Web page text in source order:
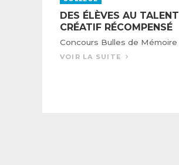
DES ÉLÈVES AU TALENT
CRÉATIF RÉCOMPENSÉ
Concours Bulles de Mémoire
VOIR LA SUITE